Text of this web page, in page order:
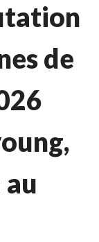
de